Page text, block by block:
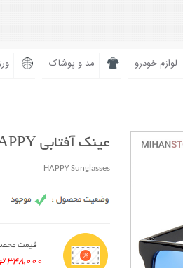
لوازم خودرو مد و پوشاک
عینک آفتابی HAPPY
HAPPY Sunglasses
قیمت
348,000 تومان